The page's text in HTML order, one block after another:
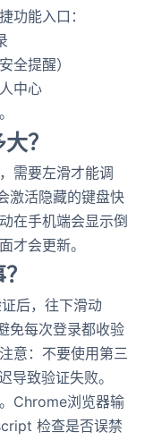
功能入口：
全提醒）
中心
？
需要左滑才能调
激活隐藏的键盘快
在手机端会显示倒
才会更新。
后，往下滑动
免每次登录都收验
意：不要使用第三
导致验证失败。
Chrome浏览器输
检查是否误禁